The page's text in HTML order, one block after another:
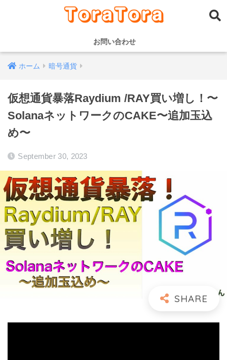
お問い合わせ
ホーム 暗号通貨
仮想通貨暴落Raydium /RAY買い増し！〜
SolanaネットワークのCAKE〜追加玉込
め〜
September 30, 2023